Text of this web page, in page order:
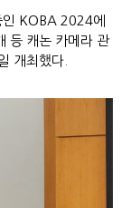
인 KOBA 2024에
등 캐논 카메라 관
개최했다.